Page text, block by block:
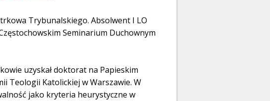
Trybunalskiego. Absolwent I LO
Seminarium Duchownym
uzyskał doktorat na Papieskim
Teologii Katolickiej w Warszawie. W
jako kryteria heurystyczne w